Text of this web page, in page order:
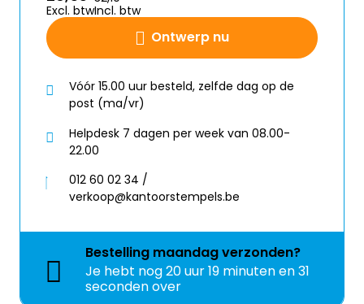
Ontwerp nu
Excl. btwIncl. btw
Vóór 15.00 uur besteld, zelfde dag op de
post (ma/vr)
Helpdesk 7 dagen per week van 08.00-
22.00
012 60 02 34 /
verkoop@kantoorstempels.be
Bestelling maandagverzonden?
Je hebt nog20 uur 19 minuten en 30
seconden over